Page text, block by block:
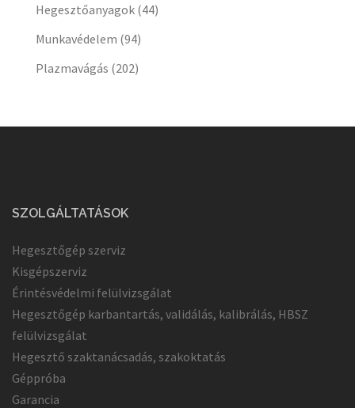
Hegesztőanyagok (44)
Munkavédelem (94)
Plazmavágás (202)
SZOLGÁLTATÁSOK
Hegesztőgép szerviz
Kisgépszerviz
Érintésvédelmi felülvizsgálat
Hegesztőgép karbantartás, validálás, kalibrálás, HBSZ
felülvizsgálat
Hegesztő szaktanácsadás, szakoktatás
Géppróba
Garancia